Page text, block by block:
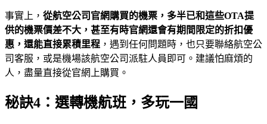
事實上， 從航空公司官網購買的機票，多半已和這些OTA提
供的機票價差不大，甚至有時官網還會有期間限定的折扣優
惠，還能直接累積里程 ，遇到任何問題時，也只要聯絡航空公
司客服，或是機場該航空公司派駐人員即可。建議怕麻煩的
人，盡量直接從官網上購買。
秘訣4：選轉機航班，多玩一國